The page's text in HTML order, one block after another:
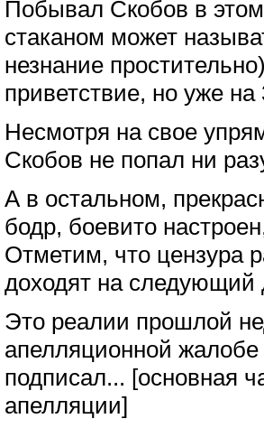
Побывал Скобов в
стаканом может
незнание
приветствие, но уже
Несмотря на свое
Скобов не попал ни
А в остальном,
бодр, боевито
Отметим, что цензура
доходят на следующий
Это реалии прошлой
апелляционной
подписал... [основная
апелляции]